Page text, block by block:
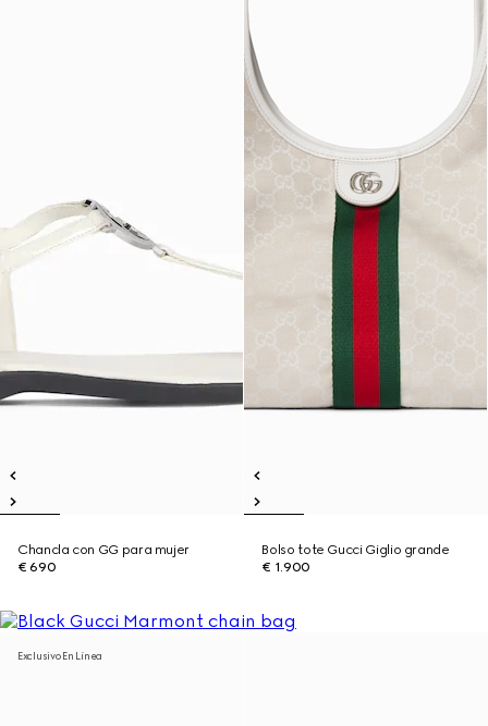
Chancla con GG para mujer
€ 690
Bolso tote Gucci Giglio grande
€ 1.900
Exclusivo En Línea